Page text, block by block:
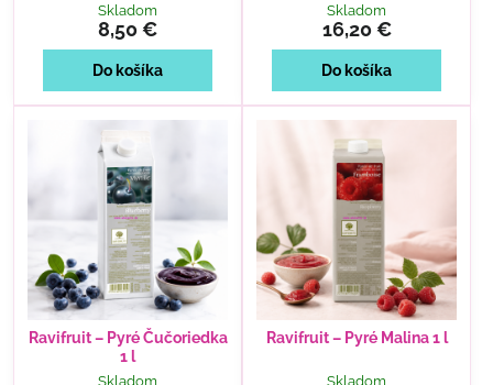
Skladom
8,50 €
Do košíka
Skladom
16,20 €
Do košíka
Ravifruit – Pyré Čučoriedka
1 l
Skladom
Ravifruit – Pyré Malina 1 l
Skladom